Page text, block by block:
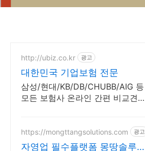
http://ubiz.co.kr 광고
대한민국 기업보험 전문
삼성/현대/KB/DB/CHUBB/AIG 등
모든 보험사 온라인 간편 비교견적
https://mongttangsolutions.com 광고
자영업 필수플랫폼 몽땅솔루션